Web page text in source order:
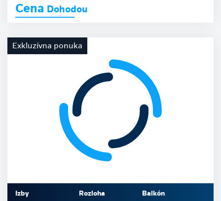
Cena Dohodou
Exkluzívna ponuka
Izby Rozloha Balkón